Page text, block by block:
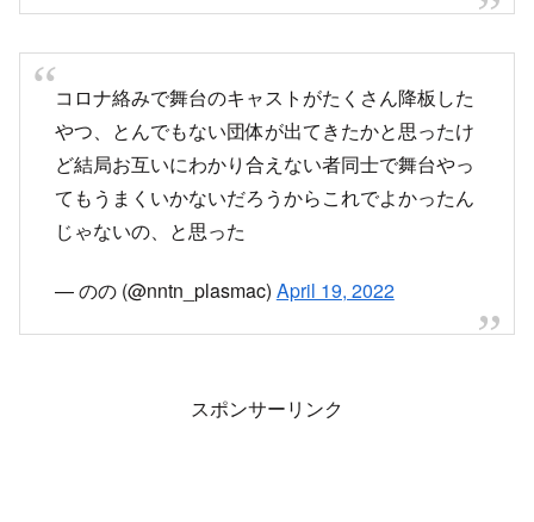
てもうまくいかないだろうからこれでよかったん
じゃないの、と思った
— のの (@nntn_plasmac)April 19, 2022
スポンサーリンク